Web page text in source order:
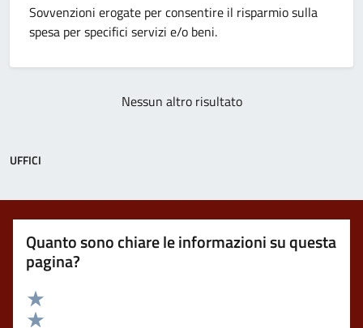
Sovvenzioni erogate per consentire il risparmio sulla
spesa per specifici servizi e/o beni.
Nessun altro risultato
UFFICI
Quanto sono chiare le informazioni su questa
pagina?
Valuta 5 stelle su 5